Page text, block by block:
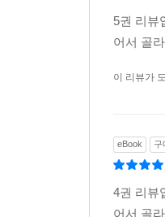
5권 리뷰
어서 골
이 리뷰가
eBook 구
4권 리뷰
어서 골